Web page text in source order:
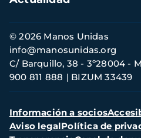
Información
de
contacto
© 2026 Manos Unidas
C/ Barquillo, 38 - 3º28004 -
900 811 888
BIZUM 33439
info@manosunidas.org
Menú
secundario
Información a socios
Aviso legalPolítica de